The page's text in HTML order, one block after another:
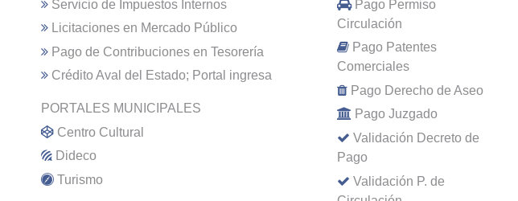
Servicio de Impuestos Internos
Licitaciones en Mercado Público
Pago de Contribuciones en Tesorería
Crédito Aval del Estado; Portal ingresa
PORTALES MUNICIPALES
Centro Cultural
Dideco
Turismo
Pago Permiso
Circulación
Pago Patentes
Comerciales
Pago Derecho de Aseo
Pago Juzgado
Validación Decreto de
Pago
Validación P. de